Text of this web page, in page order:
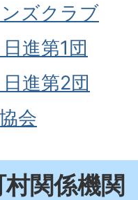
ズクラブ
進第1団
進第2団
会
関係機関